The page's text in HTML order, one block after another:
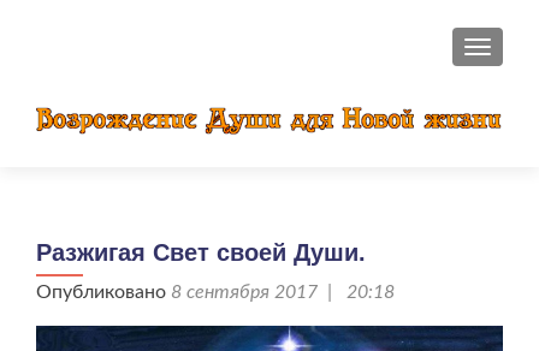
Разжигая Свет своей Души.
Опубликовано 8 сентября 2017 | 20:18